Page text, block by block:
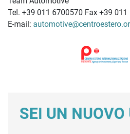
Tel. +39 011 6700570 Fax +39
E-mail:
SEI UN NUOVO